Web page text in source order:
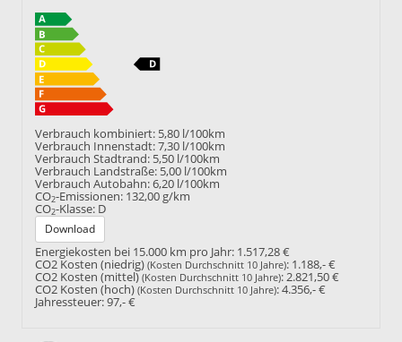
Verbrauch kombiniert: 5,80 l/100km
Verbrauch Innenstadt:7,30 l/100km
Verbrauch Stadtrand: 5,50 l/100km
Verbrauch Landstraße: 5,00 l/100km
Verbrauch Autobahn:6,20 l/100km
CO2-Emissionen: 132,00 g/km
CO2-Klasse: D
Download
Energiekosten bei 15.000 km pro Jahr: 1.517,28 €
CO2 Kosten (niedrig) (Kosten Durchschnitt 10 Jahre): 1.188,- €
CO2 Kosten (mittel) (Kosten Durchschnitt 10 Jahre):2.821,50 €
CO2 Kosten (hoch) (Kosten Durchschnitt 10 Jahre):4.356,- €
Jahressteuer:97,- €